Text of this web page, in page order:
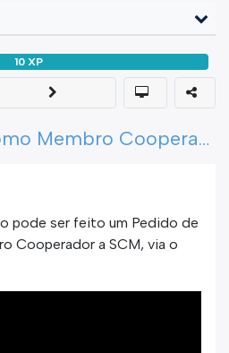
2.1 Inscrição como Membro Cooperador
10 XP
pode ser feito um Pedido de
Cooperador a SCM, via o